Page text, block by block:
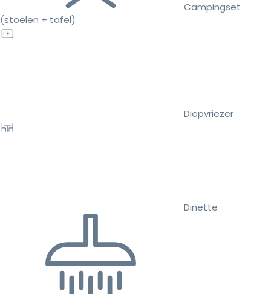
Campingset
(stoelen + tafel)
Diepvriezer
Dinette